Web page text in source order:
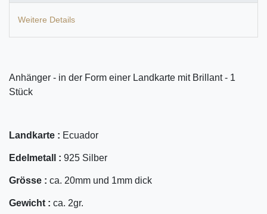
Weitere Details
Anhänger - in der Form einer Landkarte mit Brillant - 1
Stück
Landkarte : Ecuador
Edelmetall : 925 Silber
Grösse : ca. 20mm und 1mm dick
Gewicht : ca. 2gr.